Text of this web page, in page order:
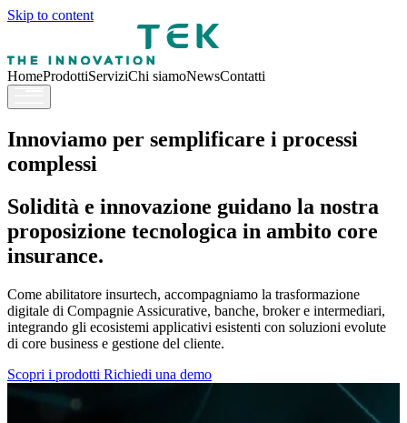
Skip to content
HomeProdottiServiziChi siamoNewsContatti
Innoviamo per semplificare i processi
complessi
Solidità e innovazione guidano la nostra
proposizione tecnologica in ambito core
insurance.
Come abilitatore insurtech, accompagniamo la trasformazione
digitale di Compagnie Assicurative, banche, broker e intermediari,
integrando gli ecosistemi applicativi esistenti con soluzioni evolute
di core business e gestione del cliente.
Scopri i prodotti Richiedi una demo